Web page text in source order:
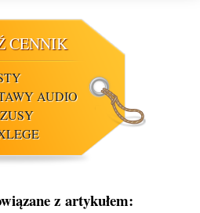
CENNIK
AUDIO
z artykułem: